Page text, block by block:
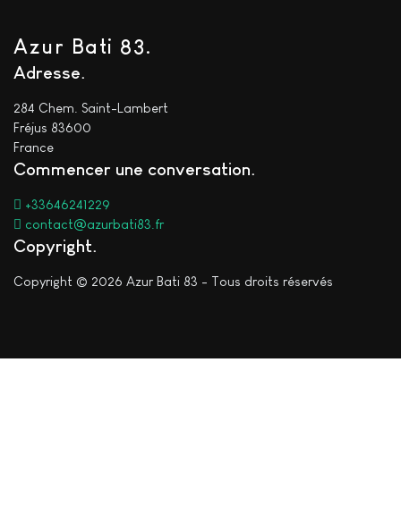
Azur Bati 83.
Adresse
284 Chem. Saint-Lambert
Fréjus 83600
France
Commencer une conversation
+33646241229
contact@azurbati83.fr
Copyright
Copyright © 2026 Azur Bati 83 - Tous droits réservés